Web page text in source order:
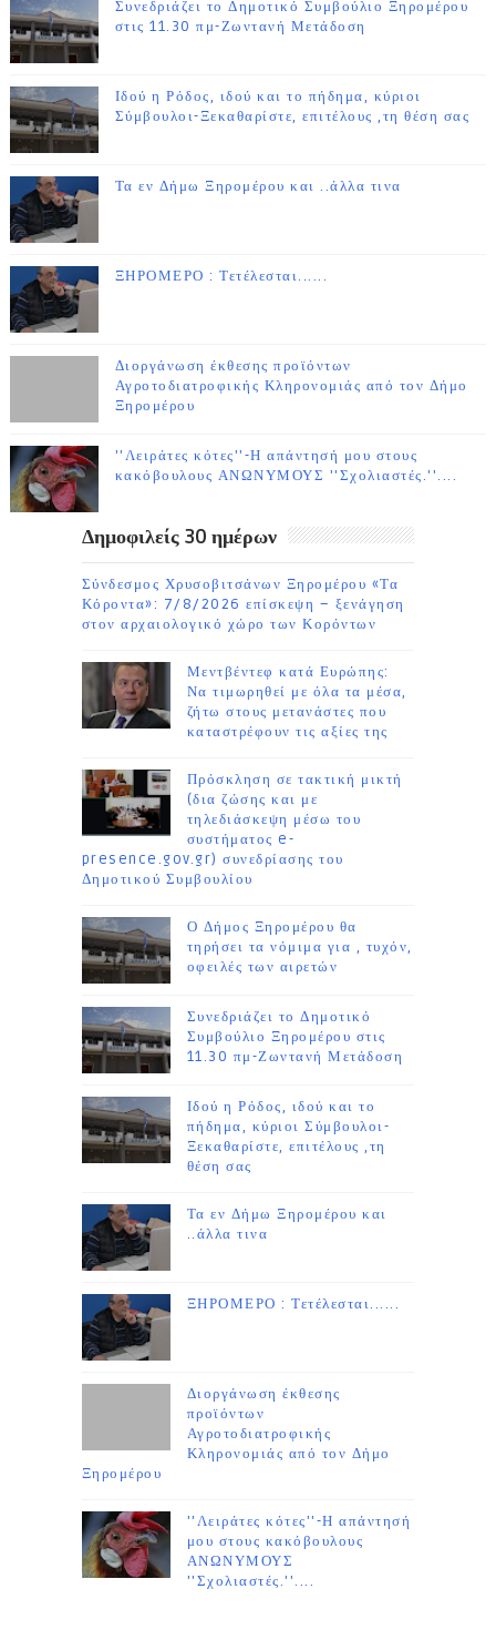
Συνεδριάζει το Δημοτικό Συμβούλιο Ξηρομέρου
στις 11.30 πμ-Ζωντανή Μετάδοση
Ιδού η Ρόδος, ιδού και το πήδημα, κύριοι
Σύμβουλοι-Ξεκαθαρίστε, επιτέλους ,τη θέση σας
Τα εν Δήμω Ξηρομέρου και ..άλλα τινα
ΞΗΡΟΜΕΡΟ : Τετέλεσται......
Διοργάνωση έκθεσης προϊόντων
Αγροτοδιατροφικής Κληρονομιάς από τον Δήμο
Ξηρομέρου
''Λειράτες κότες''-Η απάντησή μου στους
κακόβουλους ΑΝΩΝΥΜΟΥΣ ''Σχολιαστές.''....
Δημοφιλείς 30 ημέρων
Σύνδεσμος Χρυσοβιτσάνων Ξηρομέρου «Τα
Κόροντα»: 7/8/2026 επίσκεψη – ξενάγηση
στον αρχαιολογικό χώρο των Κορόντων
Μεντβέντεφ κατά Ευρώπης:
Να τιμωρηθεί με όλα τα μέσα,
ζήτω στους μετανάστες που
καταστρέφουν τις αξίες της
Πρόσκληση σε τακτική μικτή
(δια ζώσης και με
τηλεδιάσκεψη μέσω του
συστήματος e-
presence.gov.gr) συνεδρίασης του
Δημοτικού Συμβουλίου
Ο Δήμος Ξηρομέρου θα
τηρήσει τα νόμιμα για , τυχόν,
οφειλές των αιρετών
Συνεδριάζει το Δημοτικό
Συμβούλιο Ξηρομέρου στις
11.30 πμ-Ζωντανή Μετάδοση
Ιδού η Ρόδος, ιδού και το
πήδημα, κύριοι Σύμβουλοι-
Ξεκαθαρίστε, επιτέλους ,τη
θέση σας
Τα εν Δήμω Ξηρομέρου και
..άλλα τινα
ΞΗΡΟΜΕΡΟ : Τετέλεσται......
Διοργάνωση έκθεσης
προϊόντων
Αγροτοδιατροφικής
Κληρονομιάς από τον Δήμο
Ξηρομέρου
''Λειράτες κότες''-Η απάντησή
μου στους κακόβουλους
ΑΝΩΝΥΜΟΥΣ
''Σχολιαστές.''....